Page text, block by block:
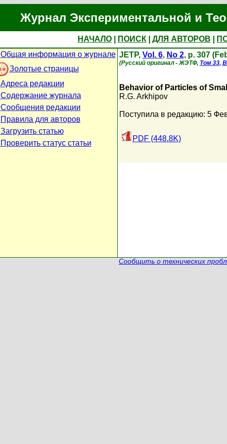
Журнал Экспериментальной и
НАЧАЛО ПОИСК ДЛЯ АВТОРОВ
Общая информация о журнале
Золотые страницы
Адреса редакции
Содержание журнала
Сообщения редакции
Правила для авторов
Загрузить статью
Проверить статус статьи
JETP, Vol. 6, No 2, p. 307
(Русский оригинал - ЖЭТФ, Том 33,
Behavior of Particles of
R.G. Arkhipov
Поступила в редакцию: 5
PDF (448.8K)
Сообщить о технических